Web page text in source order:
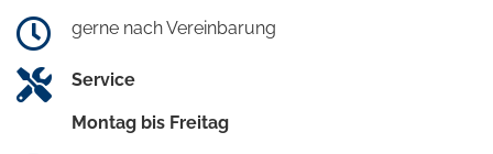
gerne nach Vereinbarung
Service
Montag bis Freitag